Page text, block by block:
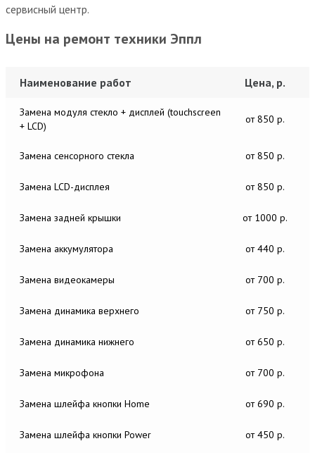
сервисный центр.
Цены на ремонт техники Эппл
Наименование работ Цена, р.
Замена модуля стекло + дисплей (touchscreen
+ LCD)
от 850 р.
Замена сенсорного стекла от 850 р.
Замена LCD-дисплея от 850 р.
Замена задней крышки от 1000 р.
Замена аккумулятора от 440 р.
Замена видеокамеры от 700 р.
Замена динамика верхнего от 750 р.
Замена динамика нижнего от 650 р.
Замена микрофона от 700 р.
Замена шлейфа кнопки Home от 690 р.
Замена шлейфа кнопки Power от 450 р.